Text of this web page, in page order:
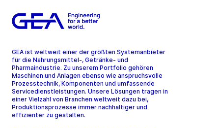
GEA ist weltweit einer der größten Systemanbieter
für die Nahrungsmittel-, Getränke- und
Pharmaindustrie. Zu unserem Portfolio gehören
Maschinen und Anlagen ebenso wie anspruchsvolle
Prozesstechnik, Komponenten und umfassende
Servicedienstleistungen. Unsere Lösungen tragen in
einer Vielzahl von Branchen weltweit dazu bei,
Produktionsprozesse immer nachhaltiger und
effizienter zu gestalten.